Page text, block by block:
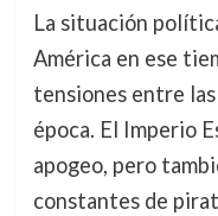
La situación
América en ese
tensiones entre
época. El Imperio
apogeo, pero
constantes de